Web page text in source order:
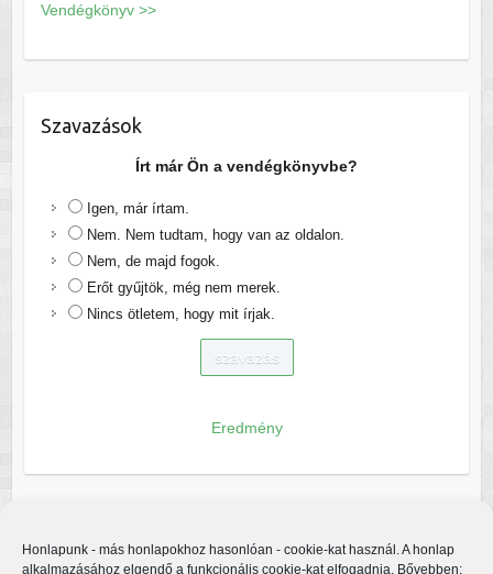
Honlapunk - más honlapokhoz hasonlóan - cookie-kat használ. A honlap
alkalmazásához elgendő a funkcionális cookie-kat elfogadnia. Bővebben:
Vendégkönyv >>
Szavazások
Írt már Ön a vendégkönyvbe?
Igen, már írtam.
Nem. Nem tudtam, hogy van az oldalon.
Nem, de majd fogok.
Erőt gyűjtök, még nem merek.
Nincs ötletem, hogy mit írjak.
Eredmény